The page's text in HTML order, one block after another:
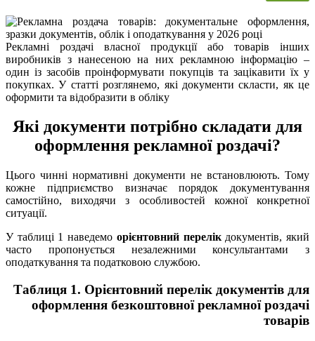
Рекламні роздачі власної продукції або товарів інших
виробників з нанесеною на них рекламною інформацію –
один із засобів проінформувати покупців та зацікавити їх у
покупках. У статті розглянемо, які документи скласти, як це
оформити та відобразити в обліку
Які документи потрібно складати для
оформлення рекламної роздачі?
Цього чинні нормативні документи не встановлюють. Тому
кожне підприємство визначає порядок документування
самостійно, виходячи з особливостей кожної конкретної
ситуації.
У таблиці 1 наведемо орієнтовний перелікдокументів, який
часто пропонується незалежними консультантами з
оподаткування та податковою службою.
Таблиця 1. Орієнтовний перелік документів для
оформлення безкоштовної рекламної роздачі
товарів